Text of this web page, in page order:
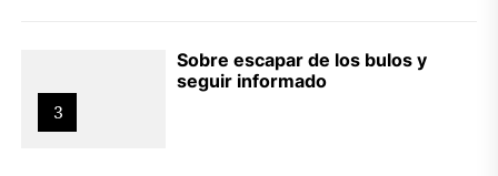
3
Sobre escapar de los bulos y
seguir informado